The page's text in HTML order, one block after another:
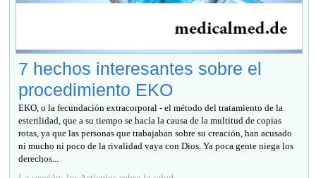
7 hechos interesantes sobre el
procedimiento EKO
EKO, o la fecundación extracorporal - el método del tratamiento de la
esterilidad, que a su tiempo se hacía la causa de la multitud de copias
rotas, ya que las personas que trabajaban sobre su creación, han acusado
ni mucho ni poco de la rivalidad vaya con Dios. Ya poca gente niega los
derechos...